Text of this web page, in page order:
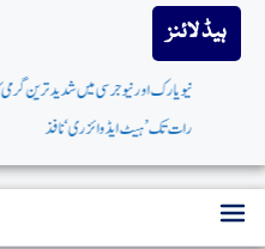
ہیڈ لائنز
رات تک’ہیٹ ایڈوائزری‘نافذ